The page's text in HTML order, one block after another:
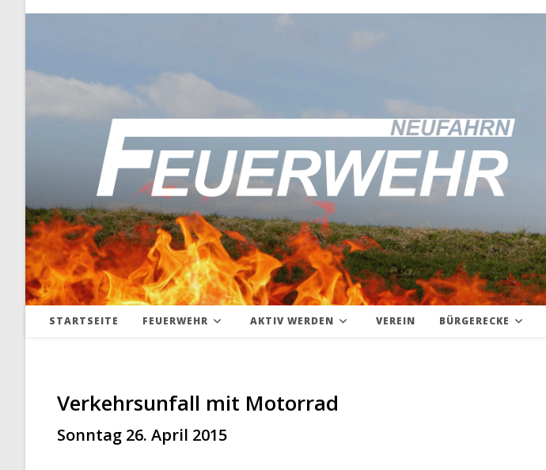
STARTSEITE FEUERWEHR AKTIV WERDEN VEREIN BÜRGERECKE
Verkehrsunfall mit Motorrad
Sonntag 26. April 2015